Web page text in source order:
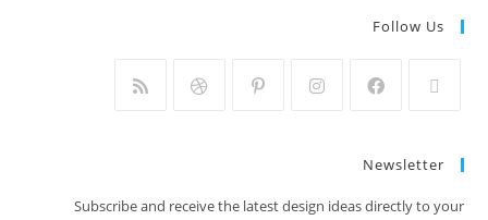
Follow Us
Newsletter
Subscribe and receive the latest design ideas directly to your